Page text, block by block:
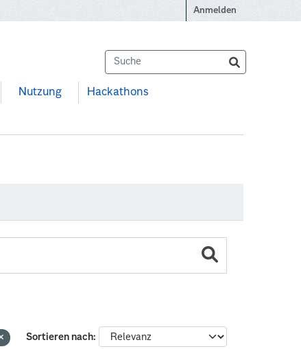
Anmelden
Nutzung Hackathons
Sortieren nach